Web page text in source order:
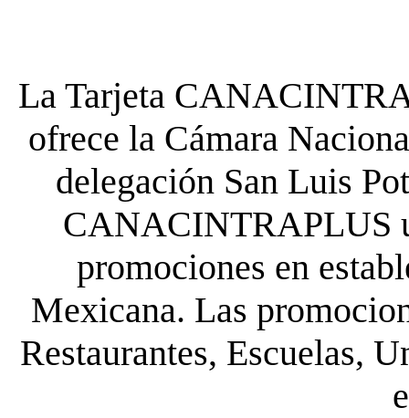
La Tarjeta
ofrece la Cámara
delegación San Luis
CANACINTRAPLUS
promociones en
Mexicana. Las
Restaurantes, Escuelas,